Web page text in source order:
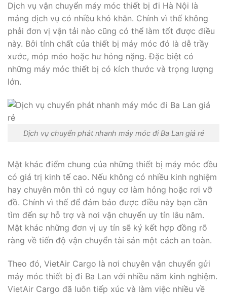
Dịch vụ vận chuyển máy móc thiết bị đi Hà Nội là
mảng dịch vụ có nhiều khó khăn. Chính vì thế không
phải đơn vị vận tải nào cũng có thể làm tốt được điều
này. Bởi tính chất của thiết bị máy móc đó là dễ trầy
xước, móp méo hoặc hư hỏng nặng. Đặc biệt có
những máy móc thiết bị có kích thước và trọng lượng
lớn.
Dịch vụ chuyển phát nhanh máy móc đi Ba Lan giá rẻ
Mặt khác điểm chung của những thiết bị máy móc đều
có giá trị kinh tế cao. Nếu không có nhiều kinh nghiệm
hay chuyên môn thì có nguy cơ làm hỏng hoặc rơi vỡ
đồ. Chính vì thế để đảm bảo được điều này bạn cần
tìm đến sự hỗ trợ và nơi vận chuyển uy tín lâu năm.
Mặt khác những đơn vị uy tín sẽ ký kết hợp đồng rõ
ràng về tiến độ vận chuyển tài sản một cách an toàn.
Theo đó, VietAir Cargo là nơi chuyên vận chuyển gửi
máy móc thiết bị đi Ba Lan với nhiều năm kinh nghiệm.
VietAir Cargo đã luôn tiếp xúc và làm việc nhiều về